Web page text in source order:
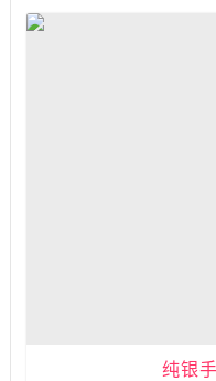
纯银